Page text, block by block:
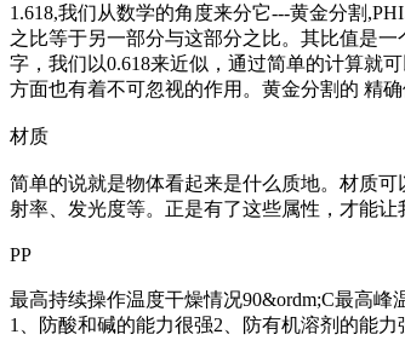
1.618,我们从数学的角度来分它---黄金分割
之比等于另一部分与这部分之比。其比值是
字，我们以0.618来近似，通过简单的计算就
方面也有着不可忽视的作用。黄金分割的 精确
材质
简单的说就是物体看起来是什么质地。材质
射率、发光度等。正是有了这些属性，才能
PP
最高持续操作温度干燥情况90&ordm;C最高峰
1、防酸和碱的能力很强2、防有机溶剂的能